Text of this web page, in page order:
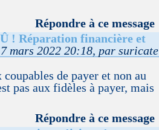
Répondre à ce message
! Réparation financière et
7 mars 2022 20:18, par suricate
de payer et non au
pas aux fidèles à payer, mais
Répondre à ce message